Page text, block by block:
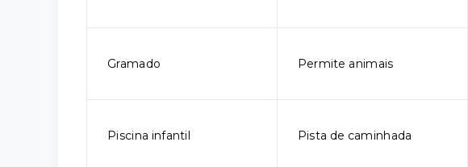
Gramado Permite animais
Piscina infantil Pista de caminhada